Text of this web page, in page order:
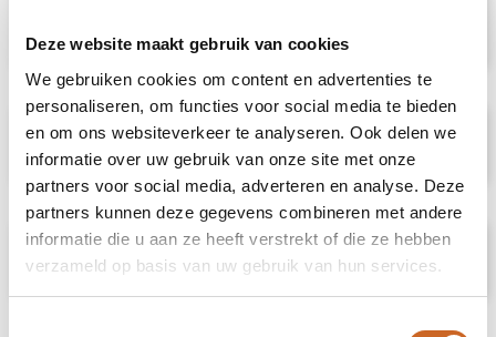
Deze website maakt gebruik van cookies
We gebruiken cookies om content en advertenties te
personaliseren, om functies voor social media te bieden
en om ons websiteverkeer te analyseren. Ook delen we
informatie over uw gebruik van onze site met onze
partners voor social media, adverteren en analyse. Deze
partners kunnen deze gegevens combineren met andere
informatie die u aan ze heeft verstrekt of die ze hebben
verzameld op basis van uw gebruik van hun services.
totale productgewicht.
Specificaties
Prijsspecificaties